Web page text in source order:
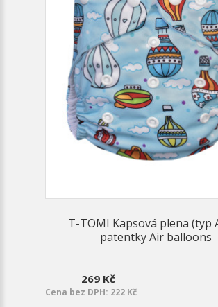
T-TOMI Kapsová plena (typ
patentky Air balloons
269 Kč
Cena bez DPH: 222 Kč